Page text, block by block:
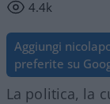
4.4k
Aggiungi
preferite su
La politica, la